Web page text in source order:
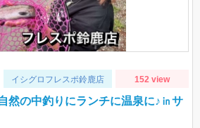
イシグロフレスポ鈴鹿店 152 view
然の中釣りにランチに温泉に♪㏌サ